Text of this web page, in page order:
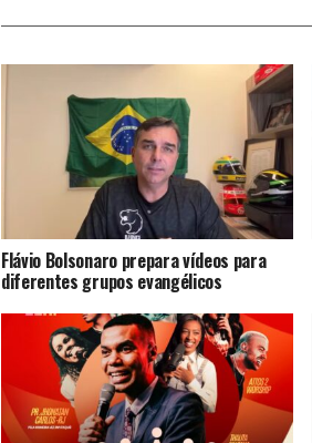
Flávio Bolsonaro prepara vídeos para
diferentes grupos evangélicos